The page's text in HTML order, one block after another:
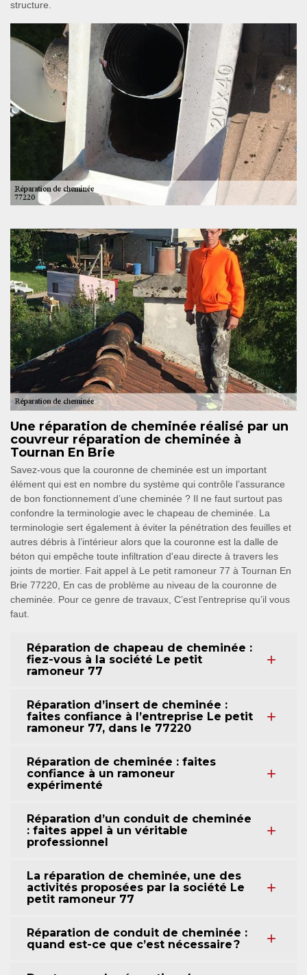
structure.
Une réparation de cheminée réalisé par un
couvreur réparation de cheminée à
Tournan En Brie
Savez-vous que la couronne de cheminée est un important
élément qui est en nombre du système qui contrôle l’assurance
de bon fonctionnement d’une cheminée ? Il ne faut surtout pas
confondre la terminologie avec le chapeau de cheminée. La
terminologie sert également à éviter la pénétration des feuilles et
autres débris à l’intérieur alors que la couronne est la dalle de
béton qui empêche toute infiltration d'eau directe à travers les
joints de mortier. Fait appel à Le petit ramoneur 77 à Tournan En
Brie 77220, En cas de problème au niveau de la couronne de
cheminée. Pour ce genre de travaux, C’est l’entreprise qu’il vous
faut.
Réparation de chapeau de cheminée :
fiez-vous à la société Le petit
ramoneur 77
Réparation d’insert de cheminée :
faites confiance à l’entreprise Le petit
ramoneur 77, dans le 77220
Réparation de cheminée : faites
confiance à un ramoneur
expérimenté
Réparation d’un conduit de cheminée
: faites appel à un véritable
professionnel
La réparation de cheminée, une des
activités proposées par la société Le
petit ramoneur 77
Réparation de conduit de cheminée :
quand est-ce que c’est nécessaire ?